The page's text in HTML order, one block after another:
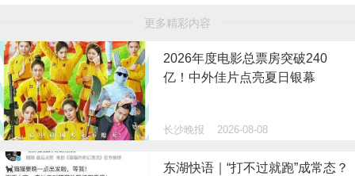
更多精彩内容
2026年度电影总票房突破240
亿！中外佳片点亮夏日银幕
长沙晚报 2026-08-08
东湖快语｜“打不过就跑”成常态？